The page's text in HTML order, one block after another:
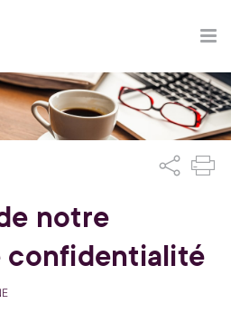
notre
confidentialité